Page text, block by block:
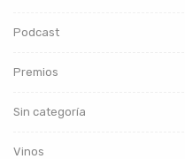
Podcast
Premios
Sin categoría
Vinos